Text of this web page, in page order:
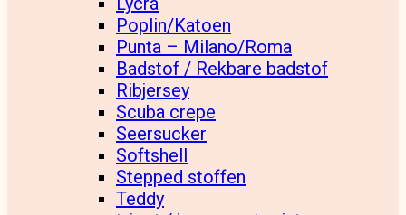
Poplin/Katoen
Punta – Milano/Roma
Badstof / Rekbare badstof
Ribjersey
Scuba crepe
Seersucker
Softshell
Stepped stoffen
Teddy